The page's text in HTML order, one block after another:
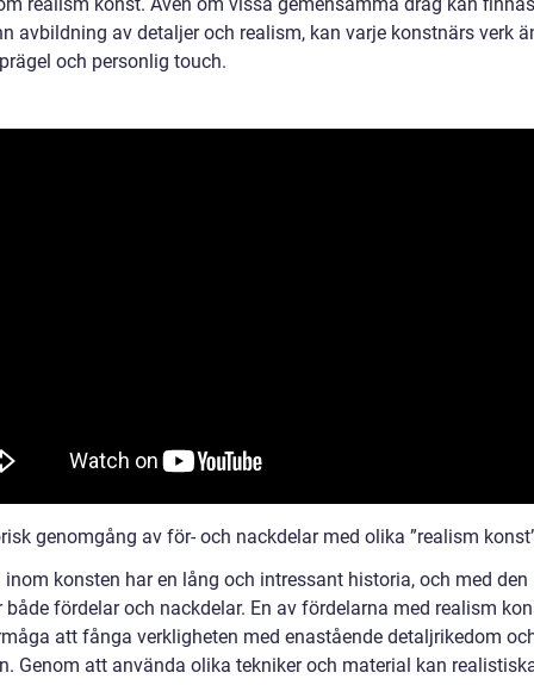
realism konst. Även om vissa gemensamma drag kan
avbildning av detaljer och realism, kan varje konstnärs verk
och personlig touch.
genomgång av för- och nackdelar med olika ”realism
inom konsten har en lång och intressant historia, och med den
både fördelar och nackdelar. En av fördelarna med realism
att fånga verkligheten med enastående detaljrikedom
Genom att använda olika tekniker och material kan